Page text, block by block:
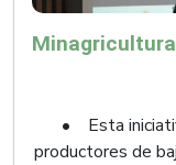
• Esta
productores de